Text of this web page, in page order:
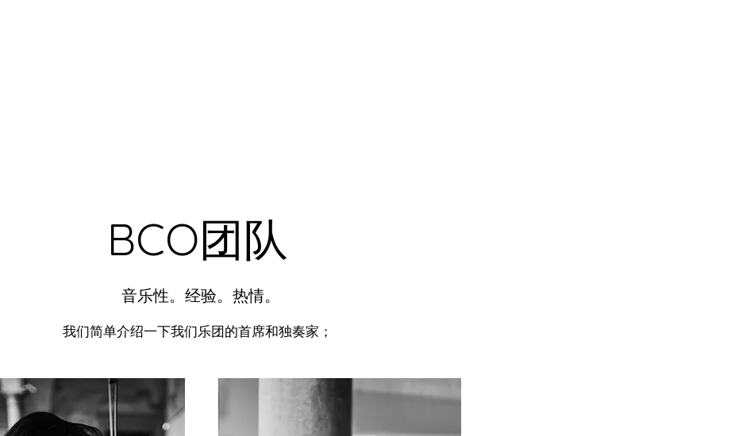
BCO团队
音乐性。经验。热情。
我们简单介绍一下我们乐团的首席和独奏家；